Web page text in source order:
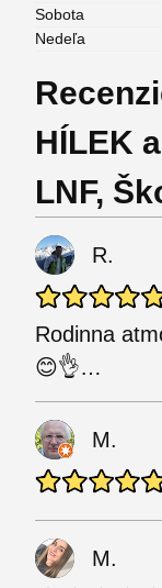
Sobota
Nedeľa
HÍLEK
LNF,
R.
Rodinna
😊👌…
M.
M.